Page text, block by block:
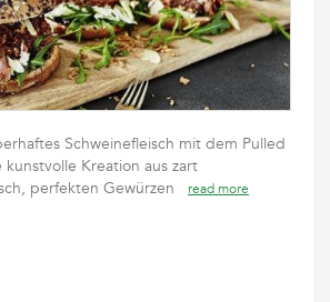
Schweinefleisch mit dem Pulled
Kreation aus zart
perfekten Gewürzen
read more